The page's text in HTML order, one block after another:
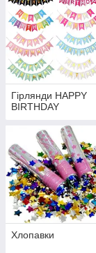
Гірлянди HAPPY
BIRTHDAY
Хлопавки